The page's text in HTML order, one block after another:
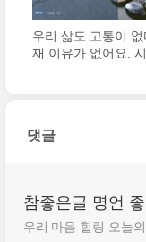
우리 삶도 고통이 없
재 이유가 없어요. 시
댓글
참좋은글 명언
우리 마음 힐링 오늘